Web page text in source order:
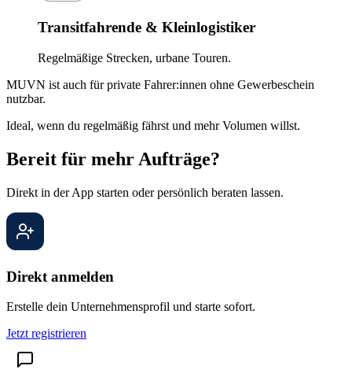
Transitfahrende & Kleinlogistiker
Regelmäßige Strecken, urbane Touren.
MUVN ist auch für private Fahrer:innen ohne Gewerbeschein
nutzbar.
Ideal, wenn du regelmäßig fährst und mehr Volumen willst.
Bereit für mehr Aufträge?
Direkt in der App starten oder persönlich beraten lassen.
Direkt anmelden
Erstelle dein Unternehmensprofil und starte sofort.
Jetzt registrieren